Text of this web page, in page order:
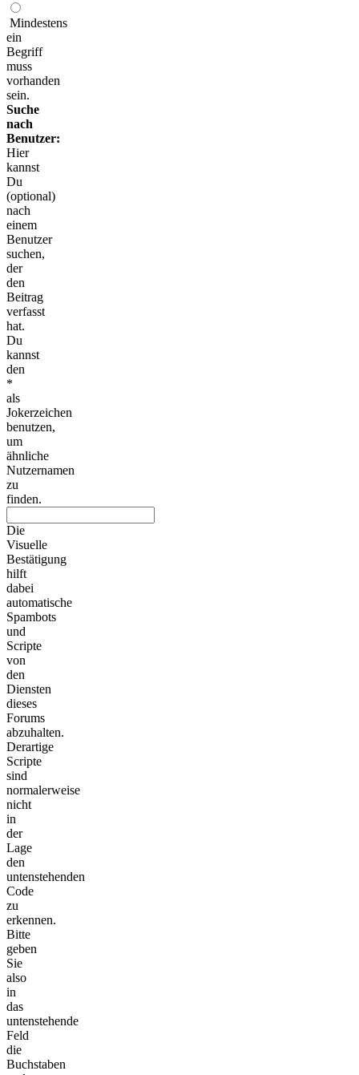
Mindestens
ein
Begriff
muss
vorhanden
sein.
Suche
nach
Benutzer:
Hier
kannst
Du
(optional)
nach
einem
Benutzer
suchen,
der
den
Beitrag
verfasst
hat.
Du
kannst
den
*
als
Jokerzeichen
benutzen,
um
ähnliche
Nutzernamen
zu
finden.
Die
Visuelle
Bestätigung
hilft
dabei
automatische
Spambots
und
Scripte
von
den
Diensten
dieses
Forums
abzuhalten.
Derartige
Scripte
sind
normalerweise
nicht
in
der
Lage
den
untenstehenden
Code
zu
erkennen.
Bitte
geben
Sie
also
in
das
untenstehende
Feld
die
Buchstaben